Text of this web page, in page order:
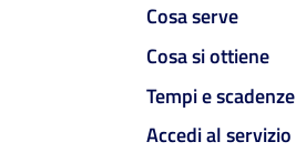
Cosa serve
Cosa si ottiene
Tempi e scadenze
Accedi al servizio